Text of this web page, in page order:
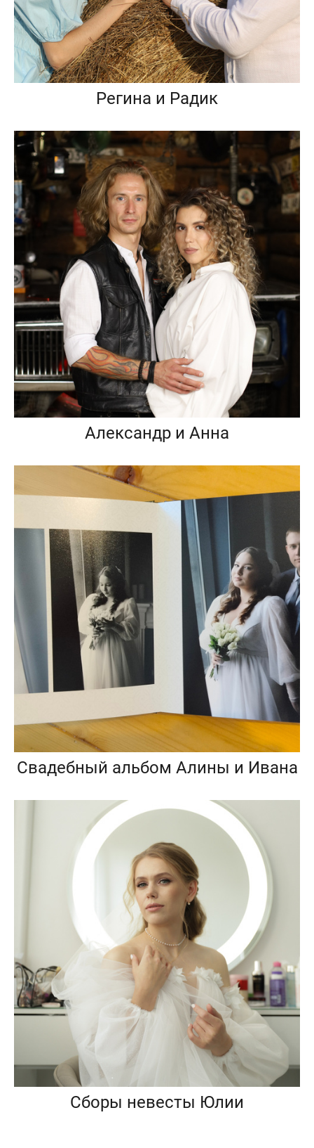
Регина и Радик
Александр и Анна
Свадебный альбом Алины и Ивана
Сборы невесты Юлии